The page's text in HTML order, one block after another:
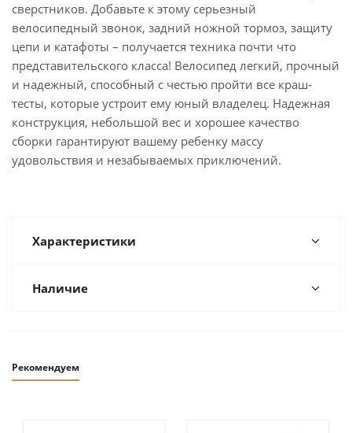
сверстников. Добавьте к этому серьезный
велосипедный звонок, задний ножной тормоз, защиту
цепи и катафоты – получается техника почти что
представительского класса! Велосипед легкий, прочный
и надежный, способный с честью пройти все краш-
тесты, которые устроит ему юный владелец. Надежная
конструкция, небольшой вес и хорошее качество
сборки гарантируют вашему ребенку массу
удовольствия и незабываемых приключений.
Характеристики
Наличие
Рекомендуем